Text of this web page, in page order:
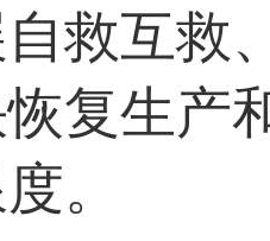
救互救
复生产
。